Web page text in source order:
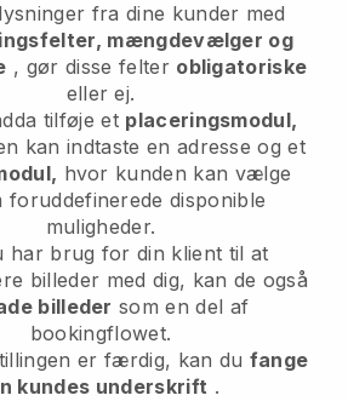
fra dine kunder med
mængdevælger og
, gør disse felter obligatoriske
eller ej.
tilføje et placeringsmodul,
kan indtaste en adresse og et
hvor kunden kan vælge
foruddefinerede disponible
muligheder.
har brug for din klient til at
billeder med dig, kan de også
billeder som en del af
bookingflowet.
er færdig, kan du fange
kundes underskrift .